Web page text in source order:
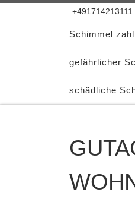
Zum Inhalt springen
+491714213111
Schimmel
gefährlicher
schädliche